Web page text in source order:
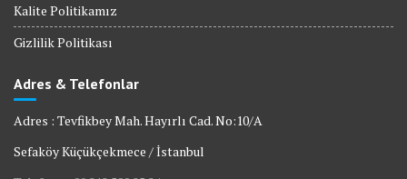
Kalite Politikamız
Gizlilik Politikası
Adres & Telefonlar
Adres : Tevfikbey Mah. Hayırlı Cad. No:10/A
Sefaköy Küçükçekmece / İstanbul